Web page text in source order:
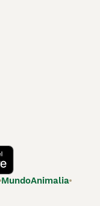
MundoAnimalia